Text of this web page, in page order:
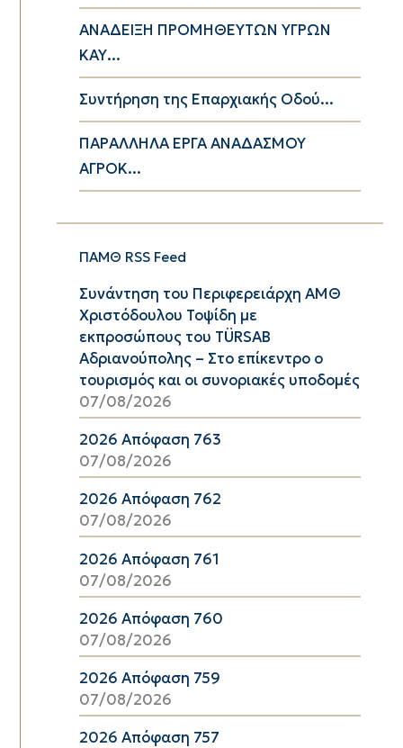
ΑΝΑΔΕΙΞΗ ΠΡΟΜΗΘΕΥΤΩΝ ΥΓΡΩΝ
ΚΑΥ...
Συντήρηση της Επαρχιακής Οδού...
ΠΑΡΑΛΛΗΛΑ ΕΡΓΑ ΑΝΑΔΑΣΜΟΥ
ΑΓΡΟΚ...
ΠΑΜΘ RSS Feed
Συνάντηση του Περιφερειάρχη ΑΜΘ
Χριστόδουλου Τοψίδη με
εκπροσώπους του TÜRSAB
Αδριανούπολης – Στο επίκεντρο ο
τουρισμός και οι συνοριακές υποδομές
07/08/2026
2026 Απόφαση 763
07/08/2026
2026 Απόφαση 762
07/08/2026
2026 Απόφαση 761
07/08/2026
2026 Απόφαση 760
07/08/2026
2026 Απόφαση 759
07/08/2026
2026 Απόφαση 757